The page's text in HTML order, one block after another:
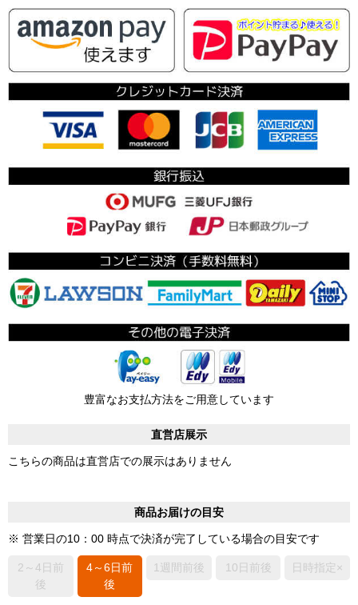
豊富なお支払方法をご用意しています
直営店展示
こちらの商品は直営店での展示はありません
商品お届けの目安
※ 営業日の10：00 時点で決済が完了している場合の目安です
2～4日前
後
4～6日前
後
1週間前後 10日前後 日時指定×